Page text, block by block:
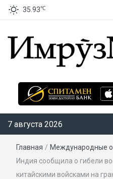
35.93℃
7 августа 2026
Главная / Международные
Индия сообщила о гибели
китайскими войсками на